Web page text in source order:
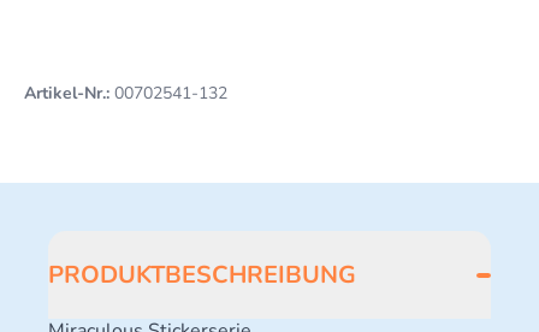
Artikel-Nr.: 00702541-132
PRODUKTBESCHREIBUNG